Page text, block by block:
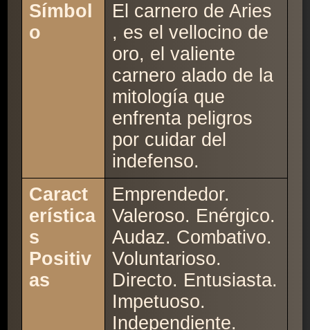
Símbol
o
El carnero de Aries
, es el vellocino de
oro, el valiente
carnero alado de la
mitología que
enfrenta peligros
por cuidar del
indefenso.
Caract
erística
s
Positiv
as
Emprendedor.
Valeroso. Enérgico.
Audaz. Combativo.
Voluntarioso.
Directo. Entusiasta.
Impetuoso.
Independiente.